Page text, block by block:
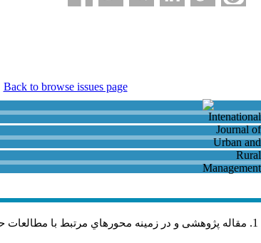
Back to browse issues page
مقاله پژوهشی و در زمینه محورهاي مرتبط با